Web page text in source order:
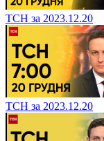
ТСН за 2023.12.20
ТСН за 2023.12.20